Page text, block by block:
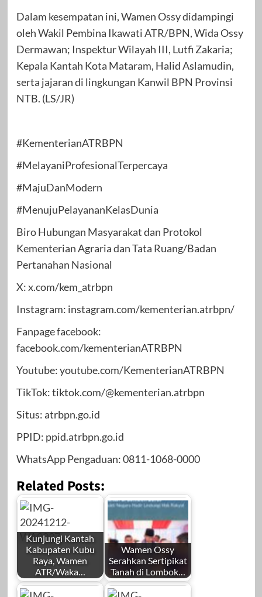
Dalam kesempatan ini, Wamen Ossy didampingi
oleh Wakil Pembina Ikawati ATR/BPN, Wida Ossy
Dermawan; Inspektur Wilayah III, Lutfi Zakaria;
Kepala Kantah Kota Mataram, Halid Aslamudin,
serta jajaran di lingkungan Kanwil BPN Provinsi
NTB. (LS/JR)
#KementerianATRBPN
#MelayaniProfesionalTerpercaya
#MajuDanModern
#MenujuPelayananKelasDunia
Biro Hubungan Masyarakat dan Protokol
Kementerian Agraria dan Tata Ruang/Badan
Pertanahan Nasional
X: x.com/kem_atrbpn
Instagram: instagram.com/kementerian.atrbpn/
Fanpage facebook:
facebook.com/kementerianATRBPN
Youtube: youtube.com/KementerianATRBPN
TikTok: tiktok.com/@kementerian.atrbpn
Situs: atrbpn.go.id
PPID: ppid.atrbpn.go.id
WhatsApp Pengaduan: 0811-1068-0000
Related Posts:
Kunjungi Kantah
Kabupaten Kubu
Raya, Wamen
ATR/Waka…
Wamen Ossy
Serahkan Sertipikat
Tanah di Lombok…